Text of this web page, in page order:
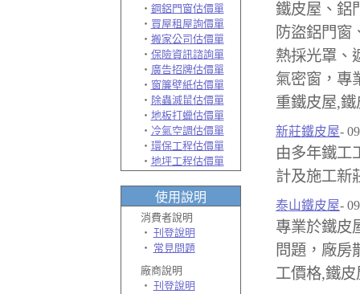
‧ 鋼鋁門窗估價單
‧ 買屋租屋詢價單
‧ 搬家公司估價單
‧ 保險資訊諮詢單
‧ 廣告招牌估價單
‧ 窗簾壁紙估價單
‧ 除蟲滅鼠估價單
‧ 地板打蠟估價單
‧ 冷氣空調估價單
‧ 環保工程估價單
‧ 地坪工程估價單
使用說明
消費者說明
‧ 刊登說明
‧ 常見問題
廠商說明
‧ 刊登說明
鐵皮屋、鋁
防盜鋁門窗
熱採光罩、
氣密窗，專
重鐵皮屋,
新莊鐵皮屋-
由多年鐵工
計及施工新
泰山鐵皮屋-
專業於鐵皮
問題，廠房
工價格,鐵